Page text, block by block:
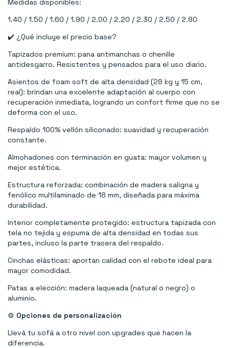
Medidas disponibles:
1.40 / 1.50 / 1.60 / 1.90 / 2.00 / 2.20 / 2.30 / 2.50 / 2.80
✔️ ¿Qué incluye el precio base?
Tapizados premium: pana antimanchas o chenille
antidesgarro. Resistentes y pensados para el uso diario.
Asientos de foam soft de alta densidad (28 kg y 15 cm,
real): brindan una excelente adaptación al cuerpo con
recuperación inmediata, logrando un confort firme que no se
deforma con el uso.
Respaldo 100% vellón siliconado: suavidad y recuperación
constante.
Almohadones con terminación en guata: mayor volumen y
mejor estética.
Estructura reforzada: combinación de madera saligna y
fenólico multilaminado de 18 mm, diseñada para máxima
durabilidad.
Interior completamente protegido: estructura tapizada con
tela no tejida y espuma de alta densidad en todas sus
partes, incluso la parte trasera del respaldo.
Cinchas elásticas: aportan calidad con el rebote ideal para
mayor comodidad.
Patas a elección: madera laqueada (natural o negro) o
aluminio.
⚙️ Opciones de personalización
Llevá tu sofá a otro nivel con upgrades que hacen la
diferencia.